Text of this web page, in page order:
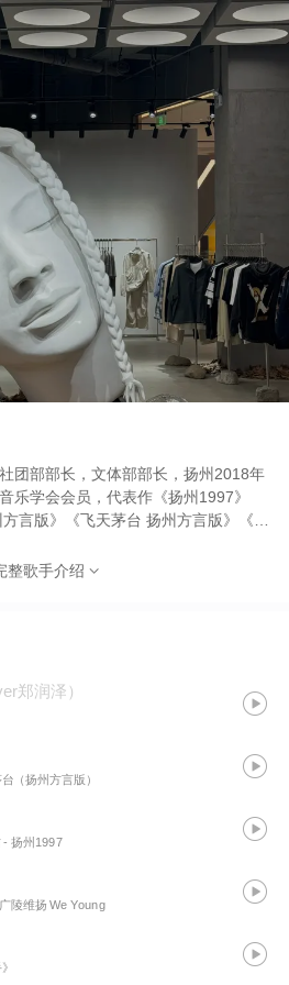
团部部长，文体部部长，扬州2018年
乐学会会员，代表作《扬州1997》
方言版》《飞天茅台 扬州方言版》《瞬
整歌手介绍
郑润泽）
（扬州方言版）
- 扬州1997
陵维扬 We Young